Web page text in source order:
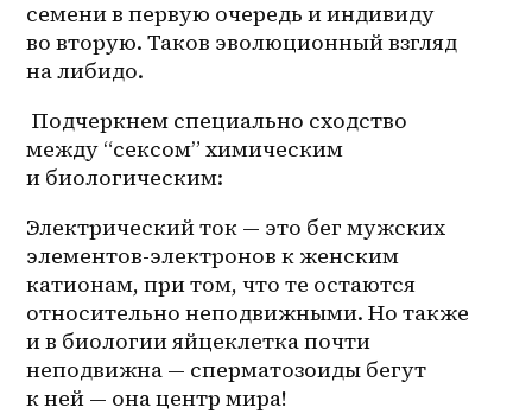
семени в первую очередь и индивиду
во вторую. Таков эволюционный взгляд
на либидо.
между “сексом” химическим
и биологическим:
Электрический ток — это бег мужских
элементов-электронов к женским
катионам, при том, что те остаются
относительно неподвижными. Но также
и в биологии яйцеклетка почти
неподвижна — сперматозоиды бегут
к ней — она центр мира!